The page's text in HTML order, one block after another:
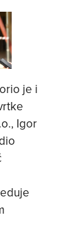
je i
Igor